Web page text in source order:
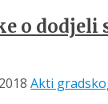
o
Akti